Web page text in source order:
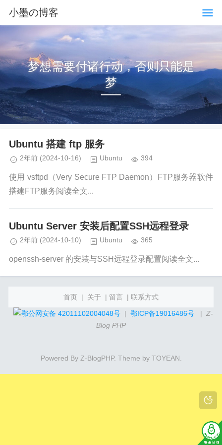
小墨の博客
梦想需要付诸行动，否则只能是
梦
Ubuntu 搭建 ftp 服务
2年前 (2024-10-16) Ubuntu 394
使用 vsftpd（Very Secure FTP Daemon）FTP服务器软件
搭建FTP服务阅读全文...
Ubuntu Server 安装后配置SSH远程登录
2年前 (2024-10-10) Ubuntu 365
openssh-server 的安装与SSH远程登录配置阅读全文...
首页 | 关于 | 留言 | 联系方式
鄂公网安备 42011102004048号 | 鄂ICP备19016486号 | Z-
Blog PHP
Powered By Z-BlogPHP. Theme by TOYEAN